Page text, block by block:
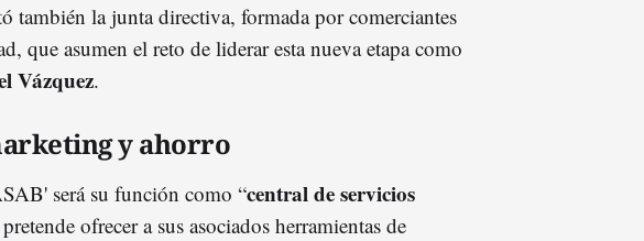
también la junta directiva, formada por comerciantes
que asumen el reto de liderar esta nueva etapa como
Vázquez.
y ahorro
será su función como “central de servicios
ofrecer a sus asociados herramientas de